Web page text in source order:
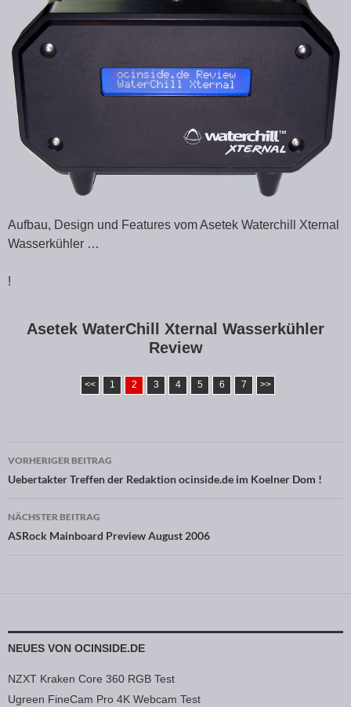
Aufbau, Design und Features vom Asetek Waterchill Xternal
Wasserkühler …
!
Asetek WaterChill Xternal Wasserkühler
Review
<< 1 2 3 4 5 6 7 >>
Beitragsnavigation
VORHERIGER BEITRAG
Uebertakter Treffen der Redaktion ocinside.de im Koelner Dom !
NÄCHSTER BEITRAG
ASRock Mainboard Preview August 2006
NEUES VON OCINSIDE.DE
NZXT Kraken Core 360 RGB Test
Ugreen FineCam Pro 4K Webcam Test